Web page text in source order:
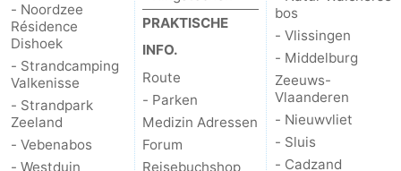
Sluis
Cadzand
-
Natur
Het
Zwin
Wetter
Kontakt
- Noordzee
Résidence
Dishoek
- Strandcamping
Valkenisse
- Strandpark
Zeeland
- Vebenabos
- Westduin
PRAKTISCHE
INFO.
Route
- Parken
Medizin Adressen
Forum
Reisebuchshop
bos
- Vlissingen
- Middelburg
Zeeuws-
Vlaanderen
- Nieuwvliet
- Sluis
- Cadzand